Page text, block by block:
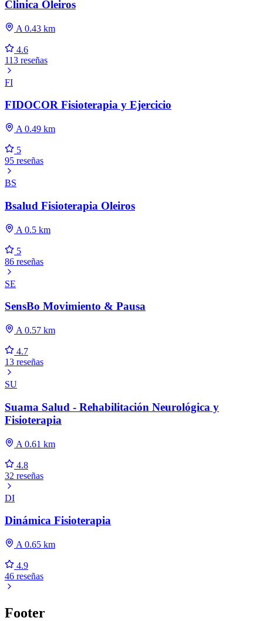
Clinica Oleiros
A 0.43 km
4.6
113 reseñas
FI
FIDOCOR Fisioterapia y Ejercicio
A 0.49 km
5
95 reseñas
BS
Bsalud Fisioterapia Oleiros
A 0.5 km
5
86 reseñas
SE
SensBo Movimiento & Pausa
A 0.57 km
4.7
13 reseñas
SU
Suama Salud - Rehabilitación Neurológica y
Fisioterapia
A 0.61 km
4.8
32 reseñas
DI
Dinámica Fisioterapia
A 0.65 km
4.9
46 reseñas
Footer